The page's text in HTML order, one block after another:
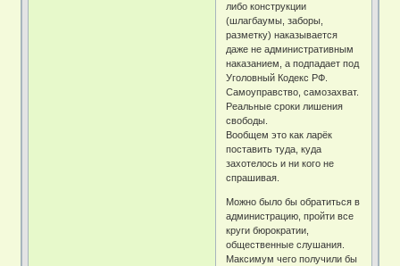
либо конструкции
(шлагбаумы, заборы,
разметку) наказывается
даже не административным
наказанием, а подпадает под
Уголовный Кодекс РФ.
Самоуправство, самозахват.
Реальные сроки лишения
свободы.
Вообщем это как ларёк
поставить туда, куда
захотелось и ни кого не
спрашивая.
Можно было бы обратиться в
администрацию, пройти все
круги бюрократии,
общественные слушания.
Максимум чего получили бы